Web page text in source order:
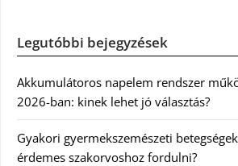
Legutóbbi bejegyzések
Akkumulátoros napelem rendszer
2026-ban: kinek lehet jó választás?
Gyakori gyermekszemészeti
érdemes szakorvoshoz fordulni?